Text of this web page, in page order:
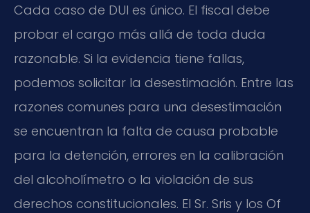
Cada caso de DUI es único. El fiscal debe
probar el cargo más allá de toda duda
razonable. Si la evidencia tiene fallas,
podemos solicitar la desestimación. Entre las
razones comunes para una desestimación
se encuentran la falta de causa probable
para la detención, errores en la calibración
del alcoholímetro o la violación de sus
derechos constitucionales. El Sr. Sris y los Of